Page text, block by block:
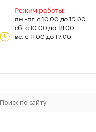
Режим работы::
пн.-пт. с 10.00 до 19.00
сб. с 10.00 до 18.00
вс. с 11.00 до 17.00